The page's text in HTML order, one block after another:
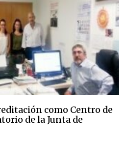
como Centro de
de la Junta de